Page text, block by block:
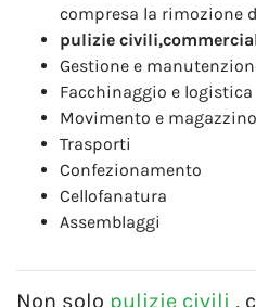
compresa la rimozione
pulizie
Gestione e
Facchinaggio e logistica
Movimento e magazzino
Trasporti
Confezionamento
Cellofanatura
Assemblaggi
Non solo pulizie civili ,